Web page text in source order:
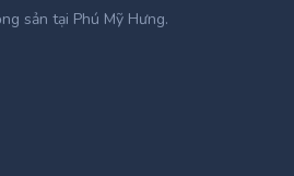
sản tại Phú Mỹ Hưng.